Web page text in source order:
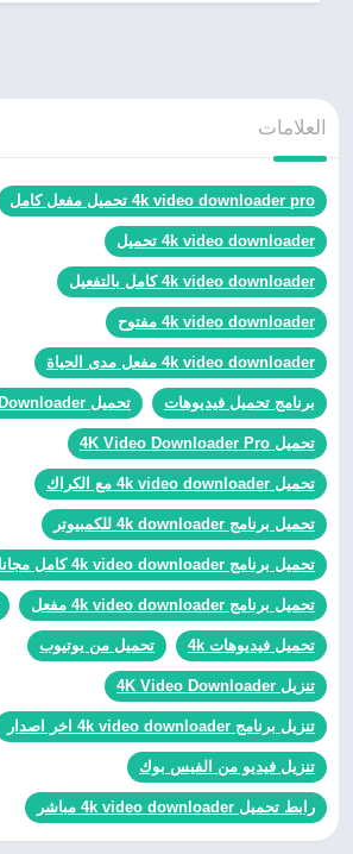
العلامات
4k video downloader pro تحميل مفعل كامل
4k video downloader تحميل
4k video downloader كامل بالتفعيل
4k video downloader مفتوح
4k video downloader مفعل مدى الحياة
برنامج تحميل فيديوهات تحميل 4K Video Downloader
تحميل 4K Video Downloader Pro
تحميل 4k video downloader مع الكراك
تحميل برنامج 4k downloader للكمبيوتر
تحميل برنامج 4k video downloader كامل مجانا
تحميل برنامج 4k video downloader مفعل
تحميل فيديوهات 4k تحميل من يوتيوب
تنزيل 4K Video Downloader
تنزيل برنامج 4k video downloader اخر اصدار
تنزيل فيديو من الفيس بوك
رابط تحميل 4k video downloader مباشر